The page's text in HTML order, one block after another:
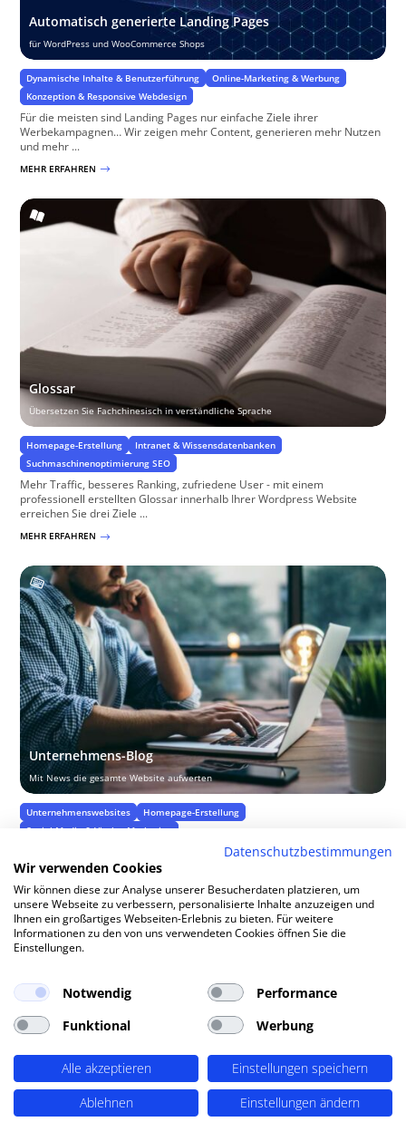
Automatisch generierte Landing Pages
für WordPress und WooCommerce Shops
Dynamische Inhalte & Benutzerführung
Online-Marketing & Werbung
Konzeption & Responsive Webdesign
Für die meisten sind Landing Pages nur einfache Ziele ihrer
Werbekampagnen… Wir zeigen mehr Content, generieren mehr Nutzen
und mehr ...
MEHR ERFAHREN $
Glossar
Übersetzen Sie Fachchinesisch in verständliche Sprache
Homepage-Erstellung
Intranet & Wissensdatenbanken
Suchmaschinenoptimierung SEO
Mehr Traffic, besseres Ranking, zufriedene User - mit einem
professionell erstellten Glossar innerhalb Ihrer Wordpress Website
erreichen Sie drei Ziele ...
MEHR ERFAHREN $
Unternehmens-Blog
Mit News die gesamte Website aufwerten
Unternehmenswebsites
Homepage-Erstellung
Social Media & Virales Marketing
Ein professionell geführter Unternehmensblog, integriert in Ihre
WordPress-Website, bietet zahlreiche Vorteile, die weit über die bloße
MEHR ERFAHREN $
Alle Angebote & Lösungen
Datenschutzbestimmungen
Wir verwenden Cookies
Wir können diese zur Analyse unserer Besucherdaten platzieren, um
unsere Webseite zu verbessern, personalisierte Inhalte anzuzeigen und
Ihnen ein großartiges Webseiten-Erlebnis zu bieten. Für weitere
Informationen zu den von uns verwendeten Cookies öffnen Sie die
Einstellungen.
Notwendig
Performance
Funktional
Werbung
Alle akzeptieren
Einstellungen speichern
Ablehnen
Einstellungen ändern